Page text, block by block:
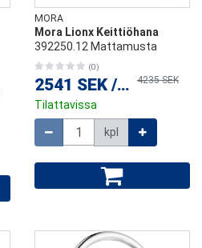
MORA
Mora Lionx Keittiöhana
392250.12 Mattamusta
(0)
2541 SEK / kpl4235 SEK
Tilattavissa
kpl